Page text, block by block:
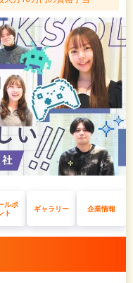
ルポ
ト
ギャラリー 企業情報